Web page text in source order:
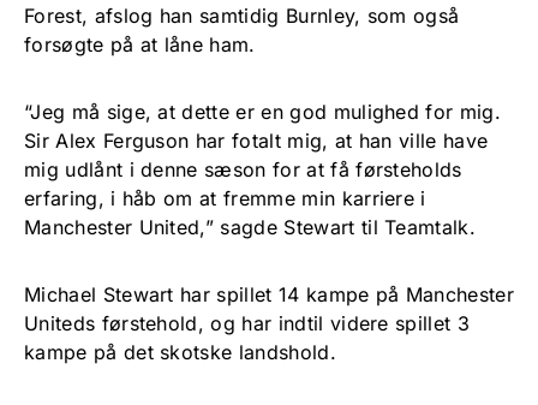
Forest, afslog han samtidig Burnley, som også
forsøgte på at låne ham.
“Jeg må sige, at dette er en god mulighed for mig.
Sir Alex Ferguson har fotalt mig, at han ville have
mig udlånt i denne sæson for at få førsteholds
erfaring, i håb om at fremme min karriere i
Manchester United,” sagde Stewart til Teamtalk.
Michael Stewart har spillet 14 kampe på Manchester
Uniteds førstehold, og har indtil videre spillet 3
kampe på det skotske landshold.